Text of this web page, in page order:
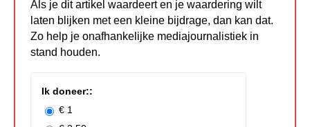
Als je dit artikel waardeert en je waardering wilt
laten blijken met een kleine bijdrage, dan kan dat.
Zo help je onafhankelijke mediajournalistiek in
stand houden.
Ik doneer::
€ 1